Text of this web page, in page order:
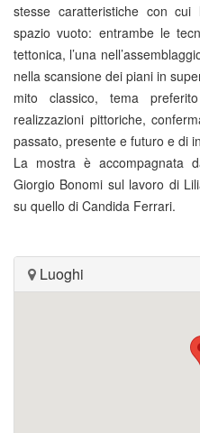
stesse caratteristiche con cui
spazio vuoto: entrambe le
tettonica, l’una
nella scansione dei piani in
mito classico, tema
realizzazioni pittoriche,
passato, presente e futuro e di
La mostra è accompagnata
Giorgio Bonomi sul lavoro di
su quello di Candida Ferrari.
Luoghi